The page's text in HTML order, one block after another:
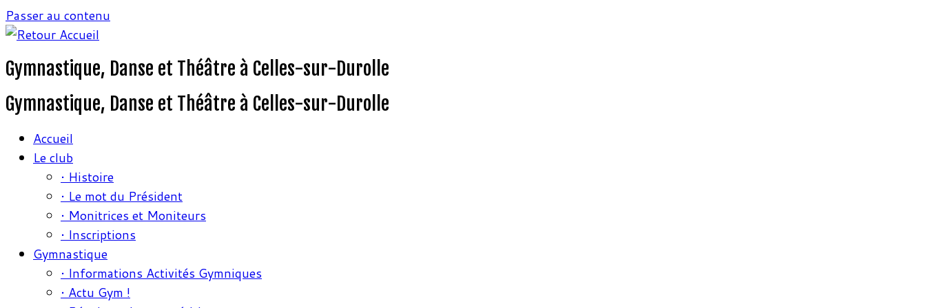
Passer au contenu
Gymnastique, Danse et Théâtre à Celles-sur-Durolle
Gymnastique, Danse et Théâtre à Celles-sur-Durolle
Accueil
Le club
• Histoire
• Le mot du Président
• Monitrices et Moniteurs
• Inscriptions
Gymnastique
• Informations Activités Gymniques
• Actu Gym !